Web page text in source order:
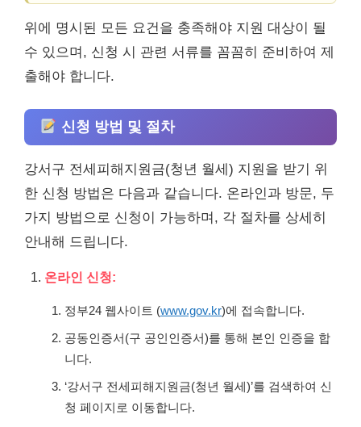
위에 명시된 모든 요건을 충족해야 지원 대상이 될
수 있으며, 신청 시 관련 서류를 꼼꼼히 준비하여 제
출해야 합니다.
신청 방법 및 절차
강서구 전세피해지원금(청년 월세) 지원을 받기 위
한 신청 방법은 다음과 같습니다. 온라인과 방문, 두
가지 방법으로 신청이 가능하며, 각 절차를 상세히
안내해 드립니다.
온라인 신청:
정부24 웹사이트 (www.gov.kr)에 접속합니다.
공동인증서(구 공인인증서)를 통해 본인 인증을 합
니다.
‘강서구 전세피해지원금(청년 월세)’를 검색하여 신
청 페이지로 이동합니다.